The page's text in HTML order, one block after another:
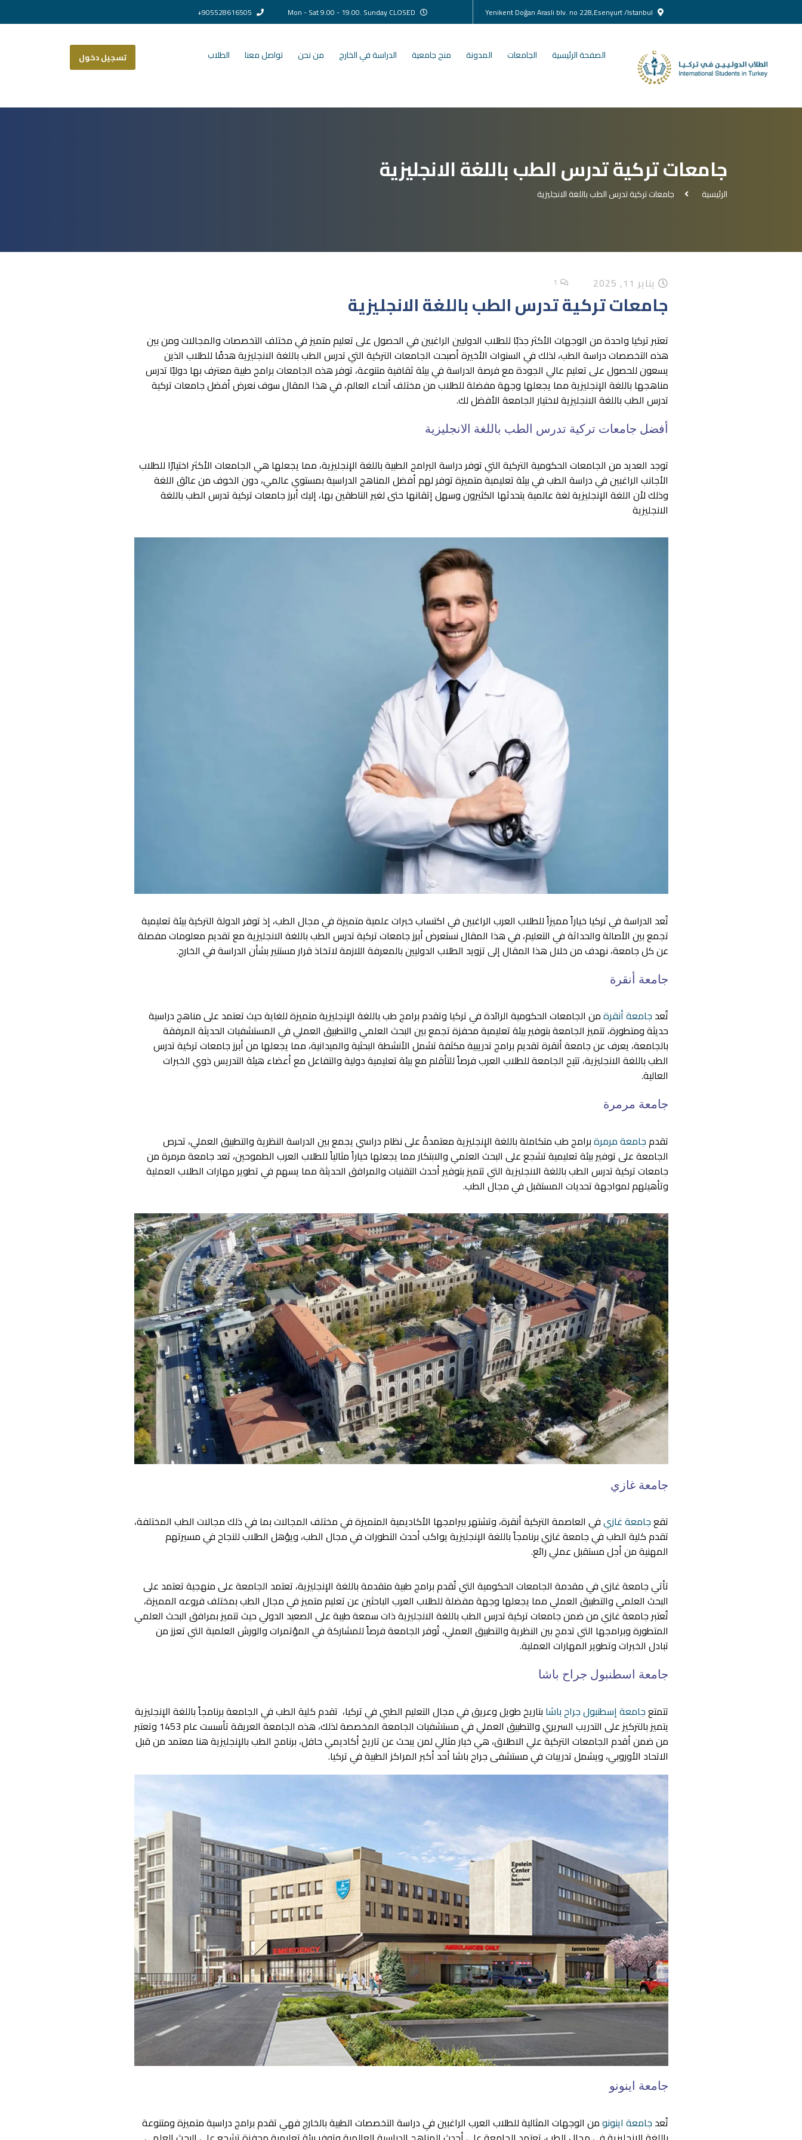
الصفحة الرئيسية الجامعات المدونة منح جامعية الدراسة في الخارج من نحن تواصل معنا الطلاب تسجيل دخول
جامعات تركية تدرس الطب باللغة الانجليزية
الرئيسية جامعات تركية تدرس الطب باللغة الانجليزية
يناير 11, 2025 1
جامعات تركية تدرس الطب باللغة الانجليزية
تعتبر تركيا واحدة من الوجهات الأكثر جذبًا للطلاب الدوليين الراغبين في الحصول على تعليم متميز في مختلف التخصصات والمجالات ومن بين
هذه التخصصات دراسة الطب، لذلك في السنوات الأخيرة أصبحت الجامعات التركية التي تدرس الطب باللغة الانجليزية هدفًا للطلاب الذين
يسعون للحصول على تعليم عالي الجودة مع فرصة الدراسة في بيئة ثقافية متنوعة، توفر هذه الجامعات برامج طبية معترف بها دوليًا تدرس
مناهجها باللغة الإنجليزية مما يجعلها وجهة مفضلة للطلاب من مختلف أنحاء العالم، في هذا المقال سوف نعرض أفضل جامعات تركية
تدرس الطب باللغة الانجليزية لاختيار الجامعة الأفضل لك.
أفضل جامعات تركية تدرس الطب باللغة الانجليزية
توجد العديد من الجامعات الحكومية التركية التي توفر دراسة البرامج الطبية باللغة الإنجليزية، مما يجعلها هي الجامعات الأكثر اختيارًا للطلاب
الأجانب الراغبين في دراسة الطب في بيئة تعليمية متميزة توفر لهم أفضل المناهج الدراسية بمستوي عالمي، دون الخوف من عائق اللغة
وذلك لأن اللغة الإنجليزية لغة عالمية يتحدثها الكثيرون وسهل إتقانها حتى لغير الناطقين بها، إليك أبرز جامعات تركية تدرس الطب باللغة
الانجليزية
تُعد الدراسة في تركيا خياراً مميزاً للطلاب العرب الراغبين في اكتساب خبرات علمية متميزة في مجال الطب، إذ توفر الدولة التركية بيئة تعليمية
تجمع بين الأصالة والحداثة في التعليم، في هذا المقال نستعرض أبرز جامعات تركية تدرس الطب باللغة الانجليزية مع تقديم معلومات مفصلة
عن كل جامعة، نهدف من خلال هذا المقال إلى تزويد الطلاب الدوليين بالمعرفة اللازمة لاتخاذ قرار مستنير بشأن الدراسة في الخارج.
جامعة أنقرة
تُعد جامعة أنقرةمن الجامعات الحكومية الرائدة في تركيا وتقدم برامج طب باللغة الإنجليزية متميزة للغاية حيث تعتمد على مناهج دراسية
حديثة ومتطورة، تتميز الجامعة بتوفير بيئة تعليمية محفزة تجمع بين البحث العلمي والتطبيق العملي في المستشفيات الحديثة المرفقة
بالجامعة، يعرف عن جامعة أنقرة تقديم برامج تدريبية مكثفة تشمل الأنشطة البحثية والميدانية، مما يجعلها من أبرز جامعات تركية تدرس
الطب باللغة الانجليزية، تتيح الجامعة للطلاب العرب فرصاً للتأقلم مع بيئة تعليمية دولية والتفاعل مع أعضاء هيئة التدريس ذوي الخبرات
العالية.
جامعة مرمرة
تقدمجامعة مرمرةبرامج طب متكاملة باللغة الإنجليزية معتمدةً على نظام دراسي يجمع بين الدراسة النظرية والتطبيق العملي، تحرص
الجامعة على توفير بيئة تعليمية تشجع على البحث العلمي والابتكار مما يجعلها خياراً مثالياً للطلاب العرب الطموحين، تعد جامعة مرمرة من
جامعات تركية تدرس الطب باللغة الانجليزية التي تتميز بتوفير أحدث التقنيات والمرافق الحديثة مما يسهم في تطوير مهارات الطلاب العملية
وتأهيلهم لمواجهة تحديات المستقبل في مجال الطب.
جامعة غازي
تقعجامعة غازيفي العاصمة التركية أنقرة، وتشتهر ببرامجها الأكاديمية المتميزة في مختلف المجالات بما في ذلك مجالات الطب المختلفة،
تقدم كلية الطب في جامعة غازي برنامجاً باللغة الإنجليزية يواكب أحدث التطورات في مجال الطب، ويؤهل الطلاب للنجاح في مسيرتهم
المهنية من أجل مستقبل عملي رائع.
تأتي جامعة غازي في مقدمة الجامعات الحكومية التي تُقدم برامج طبية متقدمة باللغة الإنجليزية، تعتمد الجامعة على منهجية تعتمد على
البحث العلمي والتطبيق العملي مما يجعلها وجهة مفضلة للطلاب العرب الباحثين عن تعليم متميز في مجال الطب بمختلف فروعه المميزة،
تُعتبر جامعة غازي من ضمن جامعات تركية تدرس الطب باللغة الانجليزية ذات سمعة طيبة على الصعيد الدولي حيث تتميز بمرافق البحث العلمي
المتطورة وبرامجها التي تدمج بين النظرية والتطبيق العملي، تُوفر الجامعة فرصاً للمشاركة في المؤتمرات والورش العلمية التي تعزز من
تبادل الخبرات وتطوير المهارات العملية.
جامعة اسطنبول جراح باشا
تتمتعجامعة إسطنبول جراح باشا بتاريخ طويل وعريق في مجال التعليم الطبي في تركيا، تقدم كلية الطب في الجامعة برنامجاً باللغة الإنجليزية
يتميز بالتركيز على التدريب السريري والتطبيق العملي في مستشفيات الجامعة المخصصة لذلك، هذه الجامعة العريقة تأسست عام 1453 وتعتبر
من ضمن أقدم الجامعات التركية علي الاطلاق، هي خيار مثالي لمن يبحث عن تاريخ أكاديمي حافل، برنامج الطب بالإنجليزية هنا معتمد من قبل
الاتحاد الأوروبي، ويشمل تدريبات في مستشفى جراح باشا أحد أكبر المراكز الطبية في تركيا.
جامعة اينونو
تُعد جامعة اينونومن الوجهات المثالية للطلاب العرب الراغبين في دراسة التخصصات الطبية بالخارج فهي تقدم برامج دراسية متميزة ومتنوعة